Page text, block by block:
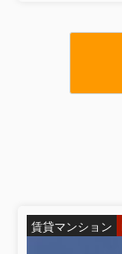
賃貸マンション